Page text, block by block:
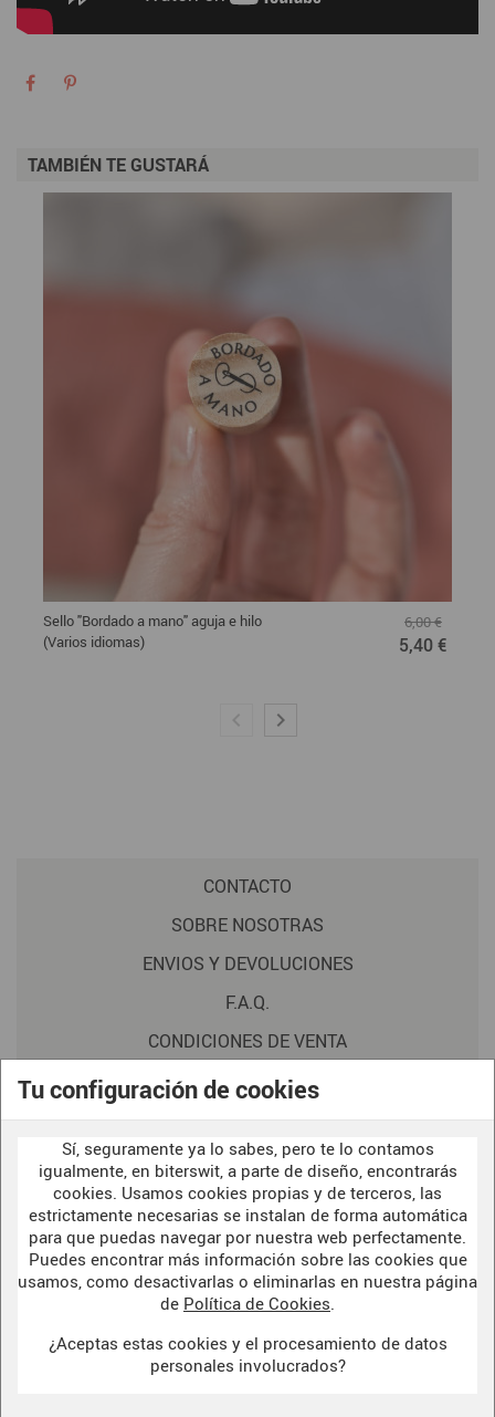
Tu configuración de cookies
Sí, seguramente ya lo sabes, pero te lo contamos
igualmente, en biterswit, a parte de diseño, encontrarás
cookies. Usamos cookies propias y de terceros, las
estrictamente necesarias se instalan de forma automática
para que puedas navegar por nuestra web perfectamente.
Puedes encontrar más información sobre las cookies que
usamos, como desactivarlas o eliminarlas en nuestra página
de Política de Cookies.
¿Aceptas estas cookies y el procesamiento de datos
personales involucrados?
TAMBIÉN TE GUSTARÁ
Sello "Bordado a mano" aguja e hilo
(Varios idiomas)
6,00 €
5,40 €
CONTACTO
SOBRE NOSOTRAS
ENVIOS Y DEVOLUCIONES
F.A.Q.
CONDICIONES DE VENTA
POLITICA DE PRIVACIDAD
AVISO LEGAL
POLÍTICA DE COOKIES
WELCOME TO OUR
DARK SIDE
BITERSWIT STUDIO